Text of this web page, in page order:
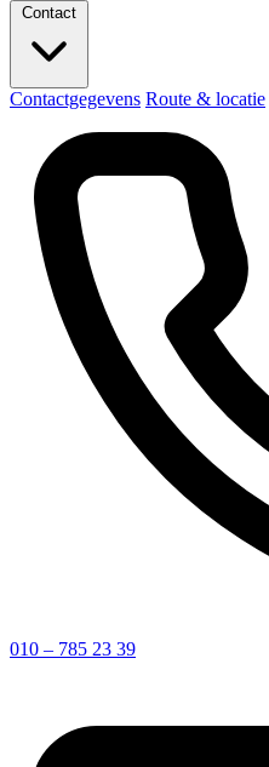
Contactgegevens Route & locatie
010 – 785 23 39